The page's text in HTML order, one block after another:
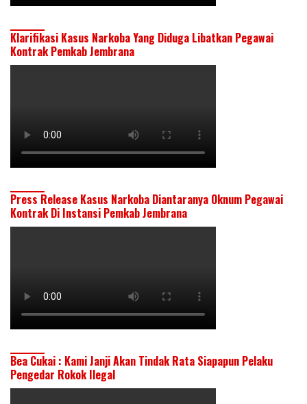
Klarifikasi Kasus Narkoba Yang Diduga Libatkan Pegawai
Kontrak Pemkab Jembrana
Press Release Kasus Narkoba Diantaranya Oknum Pegawai
Kontrak Di Instansi Pemkab Jembrana
Bea Cukai : Kami Janji Akan Tindak Rata Siapapun Pelaku
Pengedar Rokok Ilegal